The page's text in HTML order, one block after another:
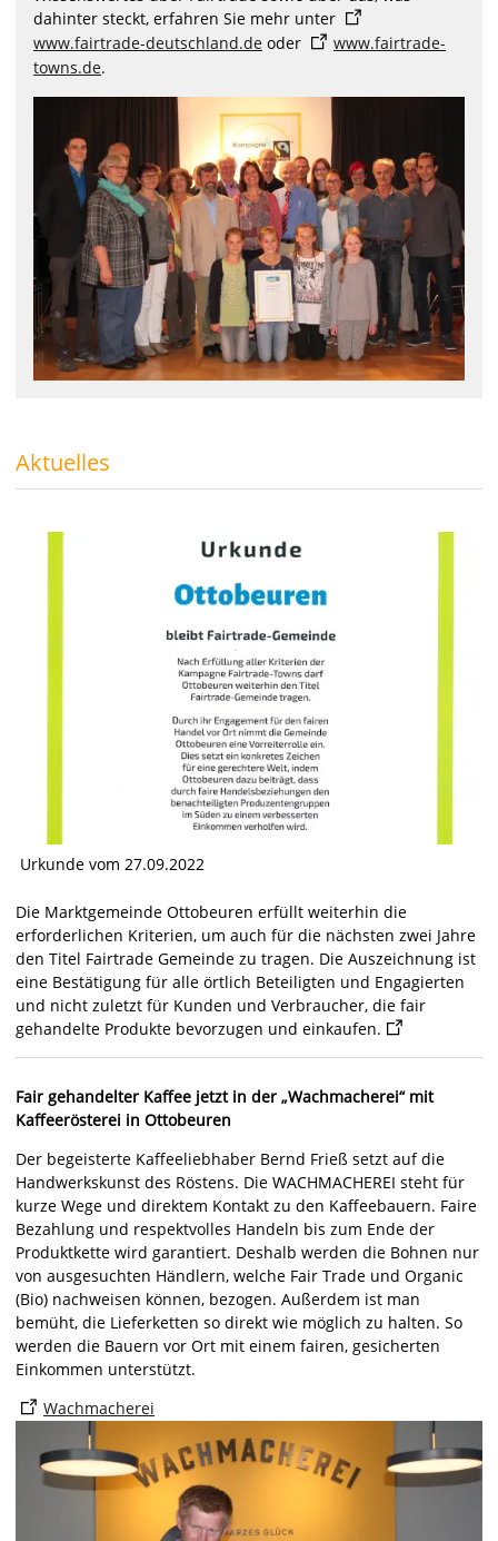
dahinter steckt, erfahren Sie mehr unter
www.fairtrade-deutschland.de oder
www.fairtrade-
towns.de.
Aktuelles
Urkunde vom 27.09.2022
Die Marktgemeinde Ottobeuren erfüllt weiterhin die
erforderlichen Kriterien, um auch für die nächsten zwei Jahre
den Titel Fairtrade Gemeinde zu tragen. Die Auszeichnung ist
eine Bestätigung für alle örtlich Beteiligten und Engagierten
und nicht zuletzt für Kunden und Verbraucher, die fair
gehandelte Produkte bevorzugen und einkaufen.
Fair gehandelter Kaffee jetzt in der „Wachmacherei“ mit
Kaffeerösterei in Ottobeuren
Der begeisterte Kaffeeliebhaber Bernd Frieß setzt auf die
Handwerkskunst des Röstens. Die WACHMACHEREI steht für
kurze Wege und direktem Kontakt zu den Kaffeebauern. Faire
Bezahlung und respektvolles Handeln bis zum Ende der
Produktkette wird garantiert. Deshalb werden die Bohnen nur
von ausgesuchten Händlern, welche Fair Trade und Organic
(Bio) nachweisen können, bezogen. Außerdem ist man
bemüht, die Lieferketten so direkt wie möglich zu halten. So
werden die Bauern vor Ort mit einem fairen, gesicherten
Einkommen unterstützt.
Wachmacherei